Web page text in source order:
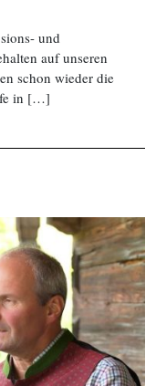
und
auf unseren
schon wieder die
in […]